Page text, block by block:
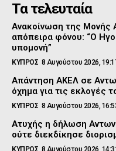
Τα τελευταία
Ανακοίνωση της Μονής
απόπειρα φόνου: “Ο
υπομονή”
ΚΥΠΡΟΣ 8 Αυγούστου 2026,
Απάντηση ΑΚΕΛ σε
όχημα για τις εκλογές
ΚΥΠΡΟΣ 8 Αυγούστου 2026,
Ατυχής η δήλωση
ούτε διεκδίκησε
ΚΥΠΡΟΣ 8 Αυγούστου 2026,